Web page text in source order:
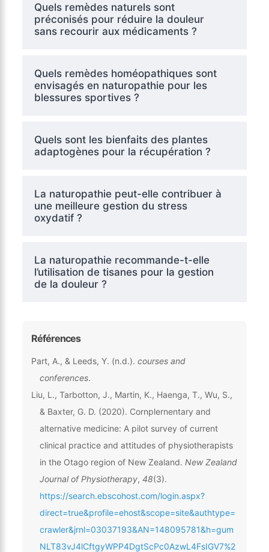
Quels remèdes naturels sont
préconisés pour réduire la douleur
sans recourir aux médicaments ?
Quels remèdes homéopathiques sont
envisagés en naturopathie pour les
blessures sportives ?
Quels sont les bienfaits des plantes
adaptogènes pour la récupération ?
La naturopathie peut-elle contribuer à
une meilleure gestion du stress
oxydatif ?
La naturopathie recommande-t-elle
l’utilisation de tisanes pour la gestion
de la douleur ?
Références
Part, A., & Leeds, Y. (n.d.). courses and
conferences.
Liu, L., Tarbotton, J., Martin, K., Haenga, T., Wu, S.,
& Baxter, G. D. (2020). Cornplernentary and
alternative medicine: A pilot survey of current
clinical practice and attitudes of physiotherapists
in the Otago region of New Zealand. New Zealand
Journal of Physiotherapy, 48(3).
https://search.ebscohost.com/login.aspx?
direct=true&profile=ehost&scope=site&authtype=
crawler&jrnl=03037193&AN=148095781&h=gum
NLT83vJ4lCftgyWPP4DgtScPc0AzwL4FsIGV7%2